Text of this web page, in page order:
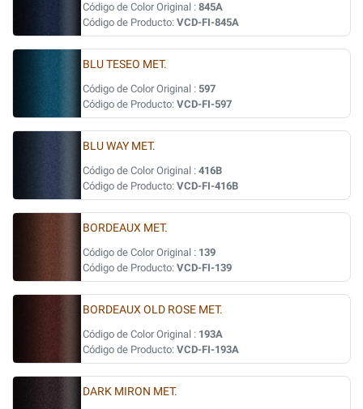
Código de Color Original : 845A
Código de Producto: VCD-FI-845A
BLU TESEO MET.
Código de Color Original : 597
Código de Producto: VCD-FI-597
BLU WAY MET.
Código de Color Original : 416B
Código de Producto: VCD-FI-416B
BORDEAUX MET.
Código de Color Original : 139
Código de Producto: VCD-FI-139
BORDEAUX OLD ROSE MET.
Código de Color Original : 193A
Código de Producto: VCD-FI-193A
DARK MIRON MET.